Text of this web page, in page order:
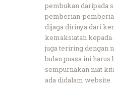
pembukan daripada
pemberian-
dijaga dirinya dari
kemaksiatan kepada
juga teriring dengan
bulan puasa ini
sempurnakan niat
ada didalam website